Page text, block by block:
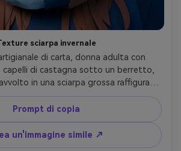
sciarpa invernale
di carta, donna adulta con
capelli di castagna sotto un berretto,
in una sciarpa grossa raffigurata
piegate, sfondo di ritagli di fiocchi
forme di pino, illuminazione morbida
dell'ombra, spalla-up 4:5, tavolozza
dettaglio croccante, obiettivo da
di campo bassa-AR 4:5
Prompt di copia
un'immagine simile ↗